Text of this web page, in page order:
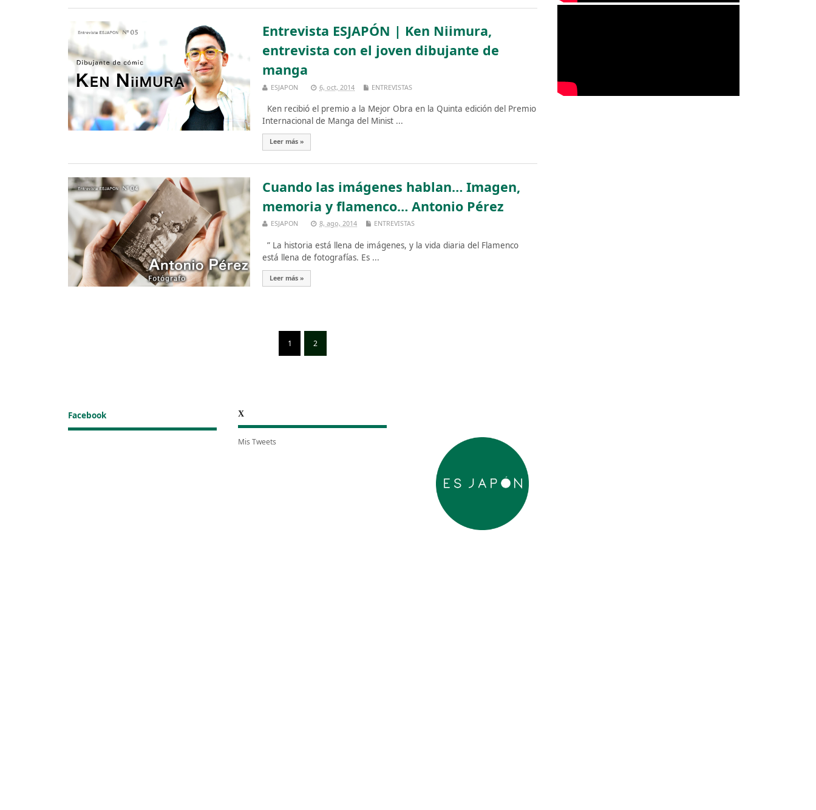
Entrevista ESJAPÓN | Ken Niimura,
entrevista con el joven dibujante de
manga
ESJAPON 6, oct, 2014 ENTREVISTAS
Ken recibió el premio a la Mejor Obra en la Quinta edición del Premio
Internacional de Manga del Minist ...
Leer más »
Cuando las imágenes hablan… Imagen,
memoria y flamenco… Antonio Pérez
ESJAPON 8, ago, 2014 ENTREVISTAS
” La historia está llena de imágenes, y la vida diaria del Flamenco
está llena de fotografías. Es ...
Leer más »
1 2
Facebook X
Mis Tweets